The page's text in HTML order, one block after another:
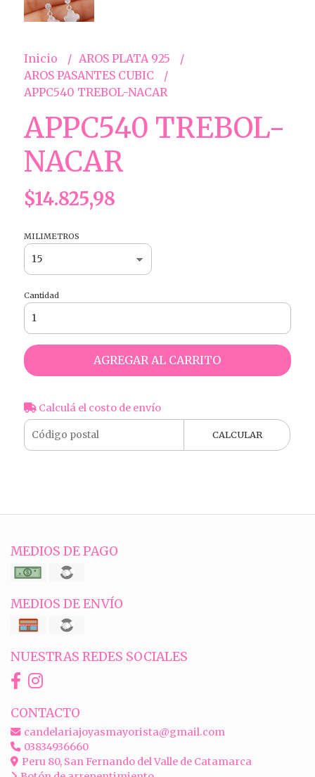
Inicio
AROS PLATA 925
AROS PASANTES CUBIC
APPC540 TREBOL-NACAR
APPC540 TREBOL-
NACAR
$14.825,98
MILIMETROS
Cantidad
AGREGAR AL CARRITO
Calculá el costo de envío
CALCULAR
MEDIOS DE PAGO
MEDIOS DE ENVÍO
NUESTRAS REDES SOCIALES
CONTACTO
candelariajoyasmayorista@gmail.com
03834936660
Peru 80, San Fernando del Valle de Catamarca